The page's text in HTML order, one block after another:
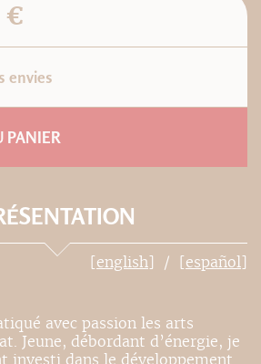
€
envies
PANIER
[english] [español]
avec passion les arts
Jeune, débordant d’énergie, je
investi dans le développement